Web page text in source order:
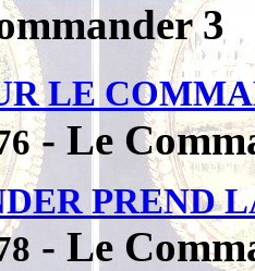
3
LE
- Le
PREND
- Le